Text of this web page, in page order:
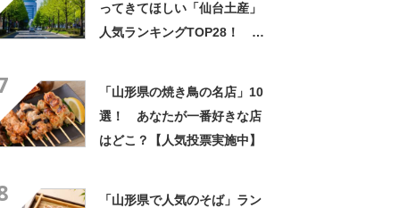
ってきてほしい「仙台土産」
人気ランキングTOP28！ 第
「山形県の焼き鳥の名店」10
選！ あなたが一番好きな店
はどこ？【人気投票実施中】
「山形県で人気のそば」ラン